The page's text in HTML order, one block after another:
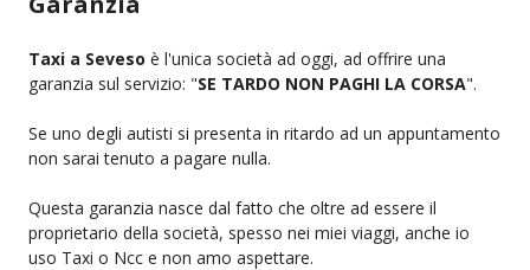
Taxi a Seveso è l'unica società ad oggi, ad offrire una
garanzia sul servizio: "SE TARDO NON PAGHI LA CORSA".
Se uno degli autisti si presenta in ritardo ad un appuntamento
non sarai tenuto a pagare nulla.
Questa garanzia nasce dal fatto che oltre ad essere il
proprietario della società, spesso nei miei viaggi, anche io
uso Taxi o Ncc e non amo aspettare.